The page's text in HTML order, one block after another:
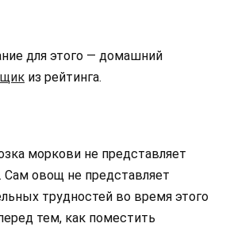
для этого — домашний
из рейтинга.
моркови не представляет
Сам овощ не представляет
трудностей во время этого
тем, как поместить